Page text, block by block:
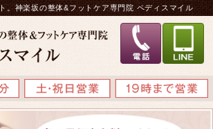
。神楽坂の整体&フットケア専門院 ペディスマイル